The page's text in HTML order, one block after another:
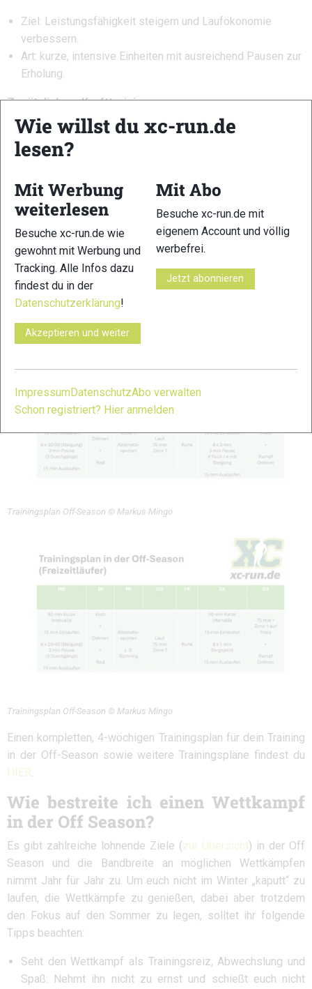
Ziel: Leistungsfähigkeit steigern und Laufökonomie
verbessern.
Art: kurze, intensive Einheiten mit ausreichend Pausen zur
Erholung.
Zusätzlichem Krafttraining
Ziel: Muskulatur, Stabilität, Beweglichkeit und Rumpfkraft
verbessern, um Verletzungen vorzubeugen.
unebenes Gelände.
Für den Plan haben wir drei Trainingszonen (Erläuterung
HIER)definiert, die das Polarisationstraining einfach
umsetzbar machen: Grundlagenausdauer, mittlere Intensität
und intensive Intervalle.
Eine typische Woche nach diesen Trainingsprinzipien könnte
z. B. so aussehen:
Trainingsplan Off-Season © Markus Mingo
Trainingsplan Off-Season © Markus Mingo
Einen kompletten, 4-wöchigen Trainingsplan für dein Training
in der Off-Season sowie weitere Trainingspläne findest du
HIER.
Wie bestreite ich einen Wettkampf
in der Off Season?
Es gibt zahlreiche lohnende Ziele (zur Übersicht) in der Off
Season und die Bandbreite an möglichen Wettkämpfen
nimmt Jahr für Jahr zu. Um euch nicht im Winter „kaputt“ zu
laufen, die Wettkämpfe zu genießen, dabei aber trotzdem
den Fokus auf den Sommer zu legen, solltet ihr folgende
Tipps beachten:
Seht den Wettkampf als Trainingsreiz, Abwechslung und
Spaß: Nehmt ihn nicht zu ernst und schießt euch nicht
Wie willst du xc-run.de
lesen?
Mit Werbung
weiterlesen
Besuche xc-run.de wie
gewohnt mit Werbung und
Tracking. Alle Infos dazu
findest du in der
Datenschutzerklärung!
Akzeptieren und weiter
Mit Abo
Besuche xc-run.de mit
eigenem Account und völlig
werbefrei.
Jetzt abonnieren
Impressum DatenschutzAbo verwalten
Schon registriert? Hier anmelden